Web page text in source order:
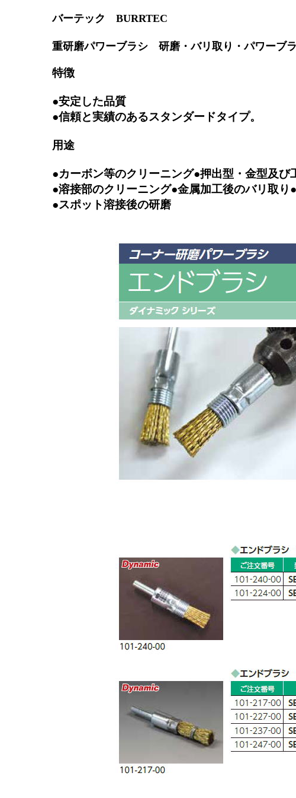
バーテック BURRTEC
重研磨パワーブラシ 研磨・バリ取り・パワー
特徴
●安定した品質
●信頼と実績のあるスタンダードタイプ。
用途
●カーボン等のクリーニング●押出型・金型及
●溶接部のクリーニング●金属加工後のバリ取
●スポット溶接後の研磨